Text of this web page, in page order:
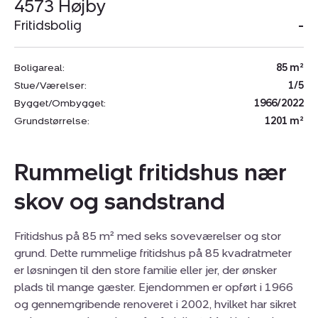
4573 Højby
Fritidsbolig -
Boligareal:
85 m²
Stue/Værelser:
1/5
Bygget/Ombygget:
1966/2022
Grundstørrelse:
1201 m²
Rummeligt fritidshus nær
skov og sandstrand
Fritidshus på 85 m² med seks soveværelser og stor
grund. Dette rummelige fritidshus på 85 kvadratmeter
er løsningen til den store familie eller jer, der ønsker
plads til mange gæster. Ejendommen er opført i 1966
og gennemgribende renoveret i 2002, hvilket har sikret